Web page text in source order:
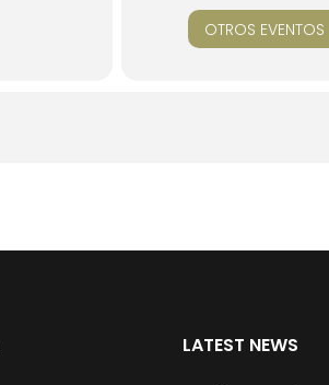
OTROS EVENTOS
LATEST NEWS